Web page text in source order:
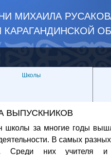
МИХАИЛА
Школы
ВЫПУСКНИКОВ
школы за многие годы
В самых
Среди них учителя и